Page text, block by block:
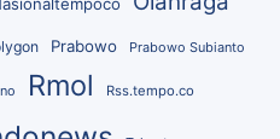
Prabowo Prabowo Subianto
Rmol Rss.tempo.co